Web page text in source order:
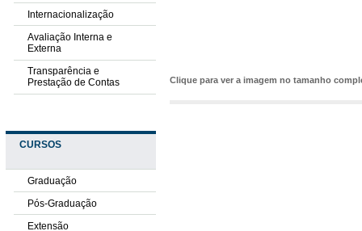
Internacionalização
Avaliação Interna e
Externa
Transparência e
Prestação de Contas
CURSOS
Graduação
Pós-Graduação
Extensão
Clique para ver a imagem no tamanho